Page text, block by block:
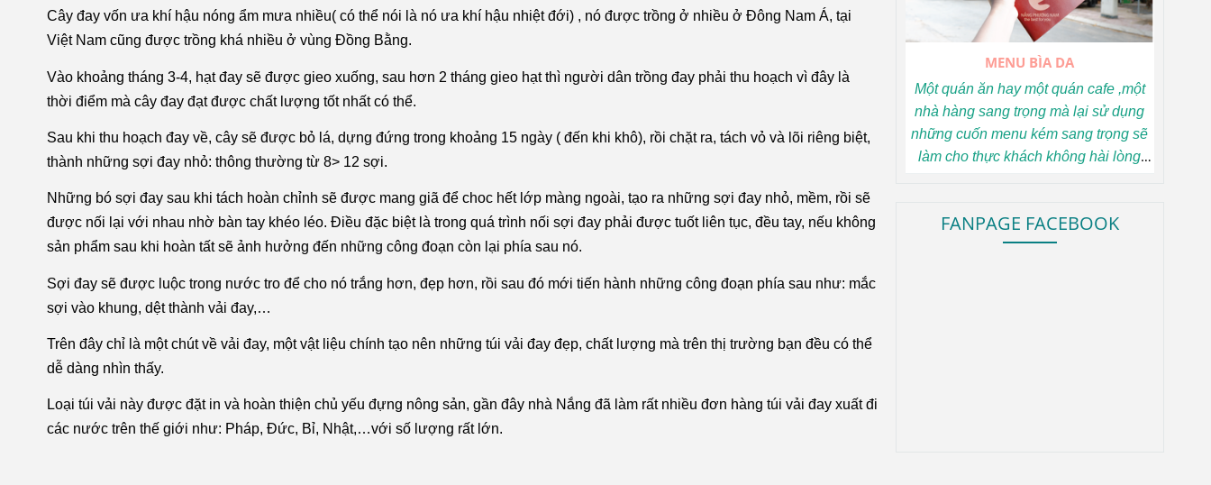
Cây đay vốn ưa khí hậu nóng ẩm mưa nhiều( có thể nói là nó ưa khí hậu nhiệt đới) , nó được trồng ở nhiều ở Đông Nam Á, tại
Việt Nam cũng được trồng khá nhiều ở vùng Đồng Bằng.
Vào khoảng tháng 3-4, hạt đay sẽ được gieo xuống, sau hơn 2 tháng gieo hạt thì người dân trồng đay phải thu hoạch vì đây là
thời điểm mà cây đay đạt được chất lượng tốt nhất có thể.
Sau khi thu hoạch đay về, cây sẽ được bỏ lá, dựng đứng trong khoảng 15 ngày ( đến khi khô), rồi chặt ra, tách vỏ và lõi riêng biệt,
thành những sợi đay nhỏ: thông thường từ 8> 12 sợi.
Những bó sợi đay sau khi tách hoàn chỉnh sẽ được mang giã để choc hết lớp màng ngoài, tạo ra những sợi đay nhỏ, mềm, rồi sẽ
được nối lại với nhau nhờ bàn tay khéo léo. Điều đặc biệt là trong quá trình nối sợi đay phải được tuốt liên tục, đều tay, nếu không
sản phẩm sau khi hoàn tất sẽ ảnh hưởng đến những công đoạn còn lại phía sau nó.
Sợi đay sẽ được luộc trong nước tro để cho nó trắng hơn, đẹp hơn, rồi sau đó mới tiến hành những công đoạn phía sau như: mắc
sợi vào khung, dệt thành vải đay,…
Trên đây chỉ là một chút về vải đay, một vật liệu chính tạo nên những túi vải đay đẹp, chất lượng mà trên thị trường bạn đều có thể
dễ dàng nhìn thấy.
Loại túi vải này được đặt in và hoàn thiện chủ yếu đựng nông sản, gần đây nhà Nắng đã làm rất nhiều đơn hàng túi vải đay xuất đi
các nước trên thế giới như: Pháp, Đức, Bỉ, Nhật,…với số lượng rất lớn.
MENU BÌA DA
Một quán ăn hay một quán cafe ,một
nhà hàng sang trọng mà lại sử dụng
những cuốn menu kém sang trọng sẽ
làm cho thực khách không hài lòng
menu bìa da sang trọng, tinh tế nhưng
không kém phần đẹp mắt này đi.
FANPAGE FACEBOOK